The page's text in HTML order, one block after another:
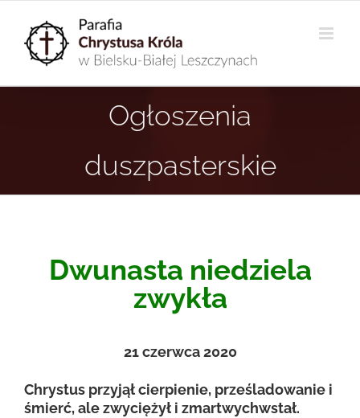
zawartości
Ogłoszenia
duszpasterskie
Dwunasta niedziela
zwykła
21 czerwca2020
Chrystus przyjął cierpienie, prześladowanie i
śmierć, ale zwyciężył i zmartwychwstał.